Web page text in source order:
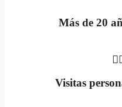
Más de 20
Visitas